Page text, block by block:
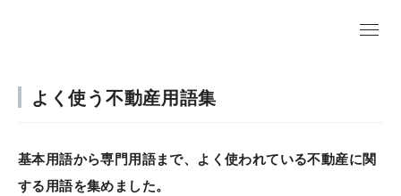
よく使う不動産用語集
基本用語から専門用語まで、よく使われている不動産に関
する用語を集めました。